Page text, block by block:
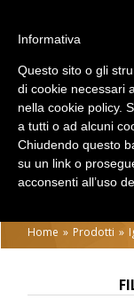
Home Prodotti
Informativa
Questo sito o gli
di cookie necessari
nella cookie policy.
a tutti o ad alcuni
Chiudendo questo
su un link o
acconsenti all’uso